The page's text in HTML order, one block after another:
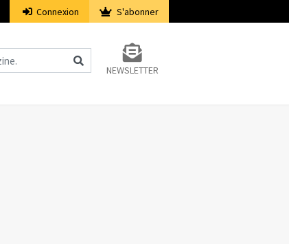
Connexion S'abonner
NEWSLETTER